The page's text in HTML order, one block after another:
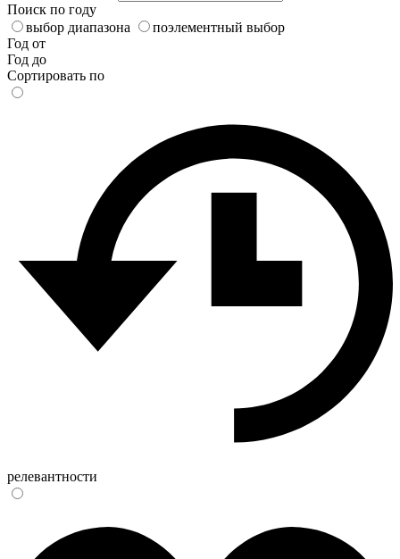
Поиск по году
выбор диапазона
поэлементный выбор
Год от
Год до
Сортировать по
релевантности